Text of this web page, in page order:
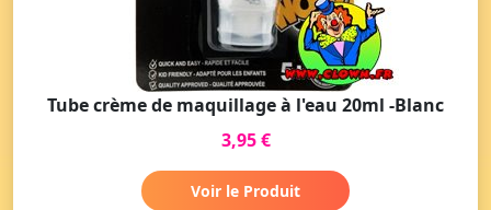
Tube crème de maquillage à l'eau 20ml -Blanc
3,95 €
Voir le Produit